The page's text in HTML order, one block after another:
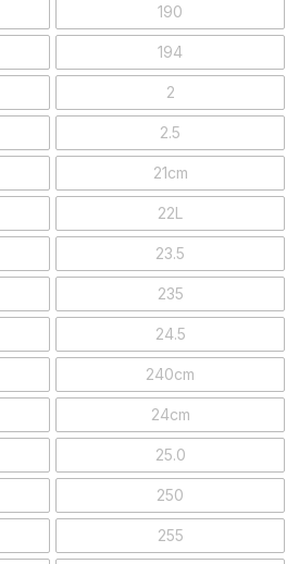
190
194
2
2.5
21cm
22L
23.5
235
24.5
240cm
24cm
25.0
250
255